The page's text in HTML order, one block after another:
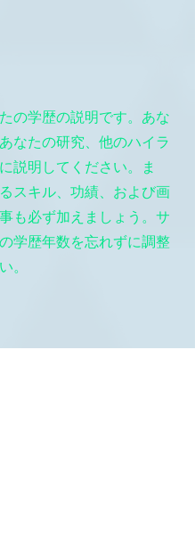
の学歴の説明です。あな
なたの研究、他のハイラ
説明してください。ま
スキル、功績、および画
も必ず加えましょう。サ
学歴年数を忘れずに調整
。